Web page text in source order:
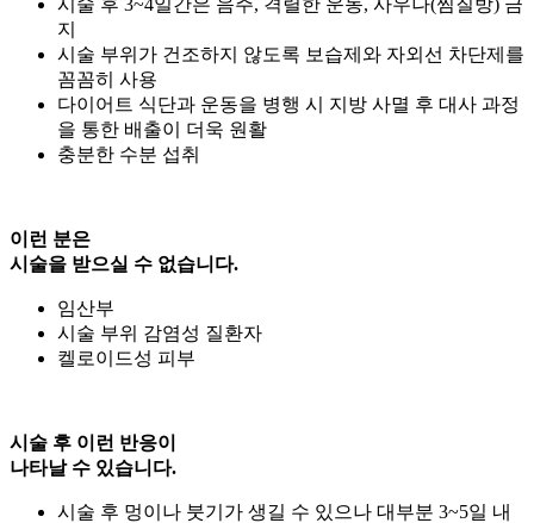
시술 후 3~4일간은 음주, 격렬한 운동, 사우나(찜질방) 금
지
시술 부위가 건조하지 않도록 보습제와 자외선 차단제를
꼼꼼히 사용
다이어트 식단과 운동을 병행 시 지방 사멸 후 대사 과정
을 통한 배출이 더욱 원활
충분한 수분 섭취
이런 분은
시술을 받으실 수 없습니다.
임산부
시술 부위 감염성 질환자
켈로이드성 피부
시술 후 이런 반응이
나타날 수 있습니다.
시술 후 멍이나 붓기가 생길 수 있으나 대부분 3~5일 내